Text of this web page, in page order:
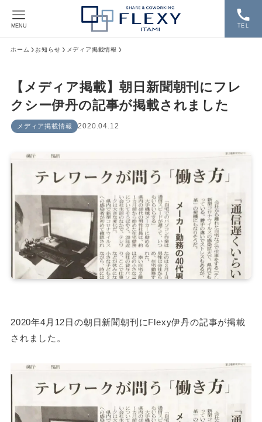
TEL
MENU
ホーム お知らせ メディア掲載情報
【メディア掲載】朝日新聞朝刊にフレ
クシー伊丹の記事が掲載されました
メディア掲載情報 2020.04.12
2020年4月12日の朝日新聞朝刊にFlexy伊丹の記事が掲載
されました。